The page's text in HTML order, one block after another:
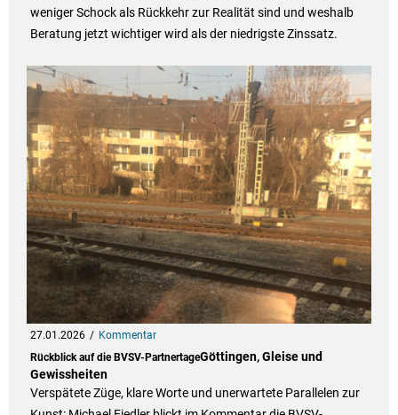
weniger Schock als Rückkehr zur Realität sind und weshalb
Beratung jetzt wichtiger wird als der niedrigste Zinssatz.
27.01.2026
Kommentar
Rückblick auf die BVSV-PartnertageGöttingen, Gleise und
Gewissheiten
Verspätete Züge, klare Worte und unerwartete Parallelen zur